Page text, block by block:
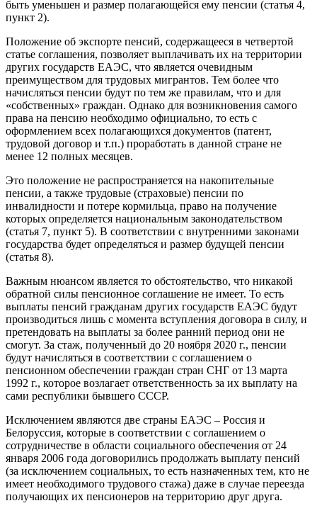
быть уменьшен и размер полагающейся ему пенсии (статья 4,
пункт 2).
Положение об экспорте пенсий, содержащееся в четвертой
статье соглашения, позволяет выплачивать их на территории
других государств ЕАЭС, что является очевидным
преимуществом для трудовых мигрантов. Тем более что
начисляться пенсии будут по тем же правилам, что и для
«собственных» граждан. Однако для возникновения самого
права на пенсию необходимо официально, то есть с
оформлением всех полагающихся документов (патент,
трудовой договор и т.п.) проработать в данной стране не
менее 12 полных месяцев.
Это положение не распространяется на накопительные
пенсии, а также трудовые (страховые) пенсии по
инвалидности и потере кормильца, право на получение
которых определяется национальным законодательством
(статья 7, пункт 5). В соответствии с внутренними законами
государства будет определяться и размер будущей пенсии
(статья 8).
Важным нюансом является то обстоятельство, что никакой
обратной силы пенсионное соглашение не имеет. То есть
выплаты пенсий гражданам других государств ЕАЭС будут
производиться лишь с момента вступления договора в силу, и
претендовать на выплаты за более ранний период они не
смогут. За стаж, полученный до 20 ноября 2020 г., пенсии
будут начисляться в соответствии с соглашением о
пенсионном обеспечении граждан стран СНГ от 13 марта
1992 г., которое возлагает ответственность за их выплату на
сами республики бывшего СССР.
Исключением являются две страны ЕАЭС – Россия и
Белоруссия, которые в соответствии с соглашением о
сотрудничестве в области социального обеспечения от 24
января 2006 года договорились продолжать выплату пенсий
(за исключением социальных, то есть назначенных тем, кто не
имеет необходимого трудового стажа) даже в случае переезда
получающих их пенсионеров на территорию друг друга.